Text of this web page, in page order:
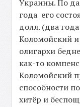
Украины. По
года его
долл. (два
Коломойский и
олигархи
как-то
Коломойский
способности
хитёр и